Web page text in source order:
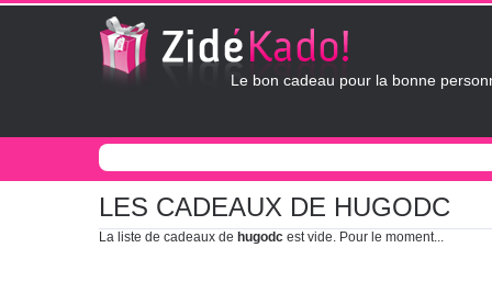
Le bon cadeau pour la bonne
LES CADEAUX DE HUGODC
La liste de cadeaux de hugodc est vide. Pour le moment...